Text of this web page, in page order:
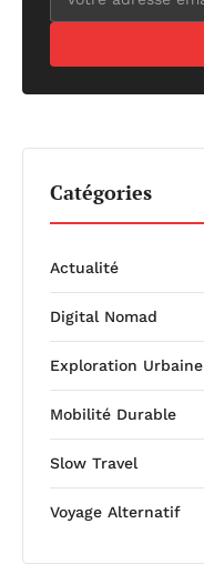
Catégories
Actualité
Digital Nomad
Exploration Urbaine
Mobilité Durable
Slow Travel
Voyage Alternatif